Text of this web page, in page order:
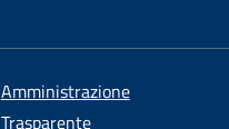
Amministrazione
Trasparente